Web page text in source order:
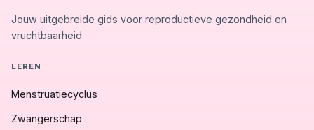
Jouw uitgebreide gids voor reproductieve gezondheid en
vruchtbaarheid.
LEREN
Menstruatiecyclus
Zwangerschap